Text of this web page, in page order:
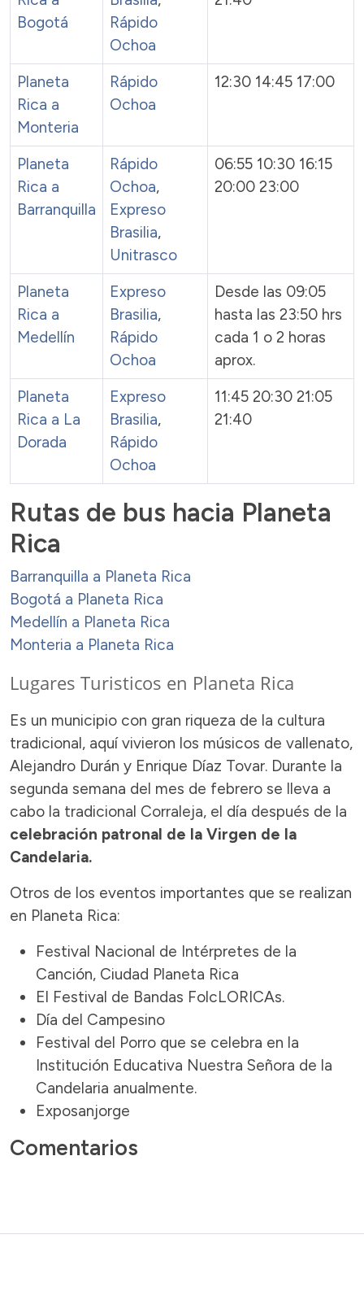
Bogotá
Rápido
Ochoa
Planeta
Rica a
Monteria
Rápido
Ochoa
12:30 14:45 17:00
Planeta
Rica a
Barranquilla
Rápido
Ochoa,
Expreso
Brasilia,
Unitrasco
06:55 10:30 16:15
20:00 23:00
Planeta
Rica a
Medellín
Expreso
Brasilia,
Rápido
Ochoa
Desde las 09:05
hasta las 23:50 hrs
cada 1 o 2 horas
aprox.
Planeta
Rica a La
Dorada
Expreso
Brasilia,
Rápido
Ochoa
11:45 20:30 21:05
21:40
Rutas de bus hacia Planeta
Rica
Barranquilla a Planeta Rica
Bogotá a Planeta Rica
Medellín a Planeta Rica
Monteria a Planeta Rica
Lugares Turisticos en Planeta Rica
Es un municipio con gran riqueza de la cultura
tradicional, aquí vivieron los músicos de vallenato,
Alejandro Durán y Enrique Díaz Tovar. Durante la
segunda semana del mes de febrero se lleva a
cabo la tradicional Corraleja, el día después de la
celebración patronal de la Virgen de la
Candelaria.
Otros de los eventos importantes que se realizan
en Planeta Rica:
Festival Nacional de Intérpretes de la
Canción, Ciudad Planeta Rica
El Festival de Bandas FolcLORICAs.
Día del Campesino
Festival del Porro que se celebra en la
Institución Educativa Nuestra Señora de la
Candelaria anualmente.
Exposanjorge
Comentarios